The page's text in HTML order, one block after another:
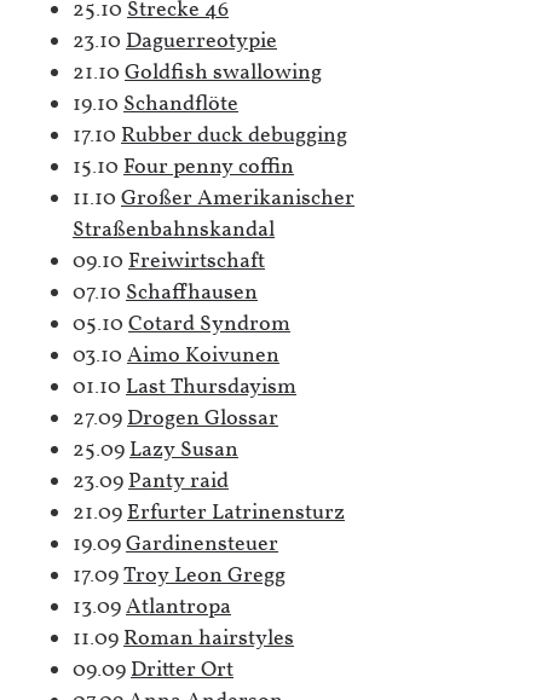
25.10 Strecke 46
23.10 Daguerreotypie
21.10 Goldfish swallowing
19.10 Schandflöte
17.10 Rubber duck debugging
15.10 Four penny coffin
11.10 Großer Amerikanischer
Straßenbahnskandal
09.10 Freiwirtschaft
07.10 Schaffhausen
05.10 Cotard Syndrom
03.10 Aimo Koivunen
01.10 Last Thursdayism
27.09Drogen Glossar
25.09Lazy Susan
23.09Panty raid
21.09Erfurter Latrinensturz
19.09Gardinensteuer
17.09Troy Leon Gregg
13.09Atlantropa
11.09Roman hairstyles
09.09Dritter Ort